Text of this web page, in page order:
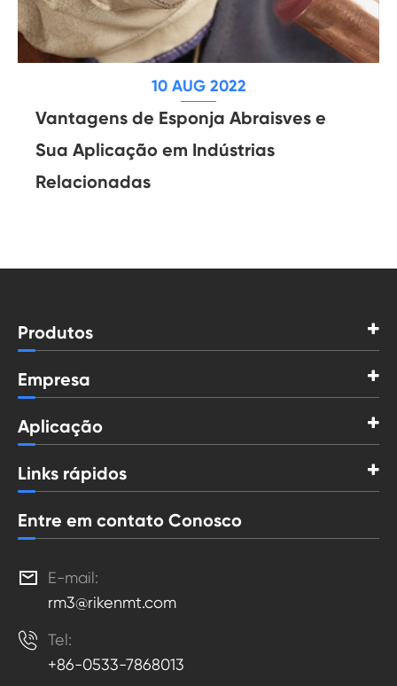
10 AUG 2022
Vantagens de Esponja Abraisves e
Sua Aplicação em Indústrias
Relacionadas
Produtos
Empresa
Aplicação
Links rápidos
Entre em contato Conosco

E-mail:
rm3@rikenmt.com
 Tel:
+86-0533-7868013